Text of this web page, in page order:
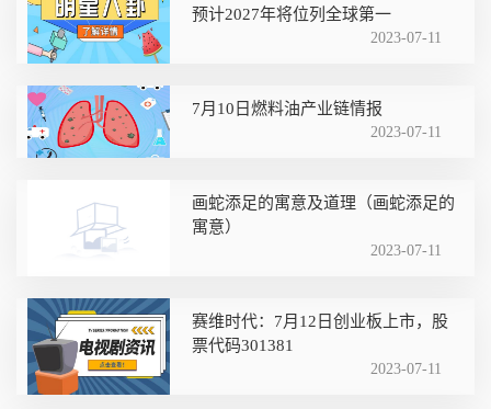
预计2027年将位列全球第一
2023-07-11
7月10日燃料油产业链情报
2023-07-11
画蛇添足的寓意及道理（画蛇添足的
寓意）
2023-07-11
赛维时代：7月12日创业板上市，股
票代码301381
2023-07-11